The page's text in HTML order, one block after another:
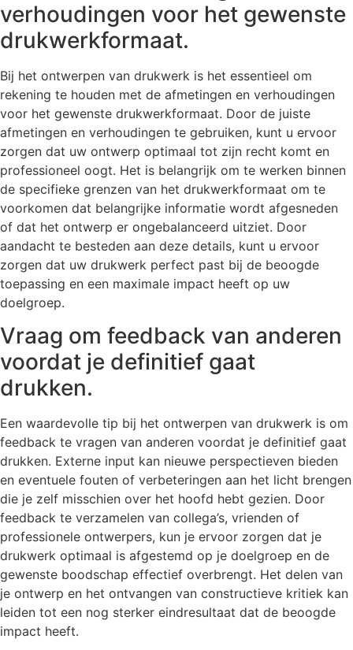
verhoudingen voor het gewenste
drukwerkformaat.
Bij het ontwerpen van drukwerk is het essentieel om
rekening te houden met de afmetingen en verhoudingen
voor het gewenste drukwerkformaat. Door de juiste
afmetingen en verhoudingen te gebruiken, kunt u ervoor
zorgen dat uw ontwerp optimaal tot zijn recht komt en
professioneel oogt. Het is belangrijk om te werken binnen
de specifieke grenzen van het drukwerkformaat om te
voorkomen dat belangrijke informatie wordt afgesneden
of dat het ontwerp er ongebalanceerd uitziet. Door
aandacht te besteden aan deze details, kunt u ervoor
zorgen dat uw drukwerk perfect past bij de beoogde
toepassing en een maximale impact heeft op uw
doelgroep.
Vraag om feedback van anderen
voordat je definitief gaat
drukken.
Een waardevolle tip bij het ontwerpen van drukwerk is om
feedback te vragen van anderen voordat je definitief gaat
drukken. Externe input kan nieuwe perspectieven bieden
en eventuele fouten of verbeteringen aan het licht brengen
die je zelf misschien over het hoofd hebt gezien. Door
feedback te verzamelen van collega’s, vrienden of
professionele ontwerpers, kun je ervoor zorgen dat je
drukwerk optimaal is afgestemd op je doelgroep en de
gewenste boodschap effectief overbrengt. Het delen van
je ontwerp en het ontvangen van constructieve kritiek kan
leiden tot een nog sterker eindresultaat dat de beoogde
impact heeft.